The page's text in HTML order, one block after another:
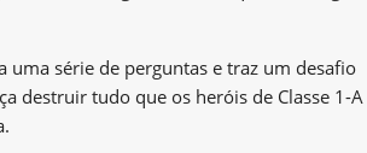
série de perguntas e traz um desafio
destruir tudo que os heróis de Classe 1-A